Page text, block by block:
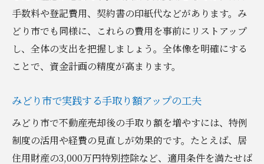
手数料や登記費用、契約書の印紙代などがあります。み
どり市でも同様に、これらの費用を事前にリストアップ
し、全体の支出を把握しましょう。全体像を明確にする
ことで、資金計画の精度が高まります。
みどり市で実践する手取り額アップの工夫
みどり市で不動産売却後の手取り額を増やすには、特例
制度の活用や経費の見直しが効果的です。たとえば、居
住用財産の3,000万円特別控除など、適用条件を満たせば